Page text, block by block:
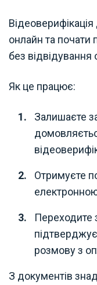
онлайн та почати
без відвідування
Як це працює:
Залишаєте
Отримуєте
Переходите
розмову з
З документів